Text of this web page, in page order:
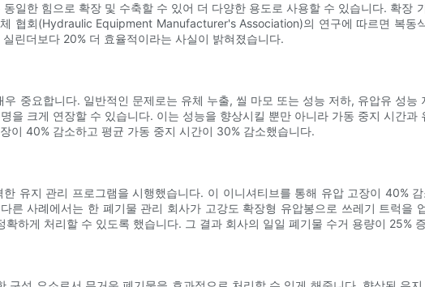
일한 힘으로 확장 및 수축할 수 있어 더 다양한 용도로 사용할 수 있습니다. 확장
협회(Hydraulic Equipment Manufacturer's Association)의 연구에 따르면 복동
린더보다 20% 더 효율적이라는 사실이 밝혀졌습니다.
중요합니다. 일반적인 문제로는 유체 누출, 씰 마모 또는 성능 저하, 유압유 성
을 크게 연장할 수 있습니다. 이는 성능을 향상시킬 뿐만 아니라 가동 중지 시간
이 40% 감소하고 평균 가동 중지 시간이 30% 감소했습니다.
유지 관리 프로그램을 시행했습니다. 이 이니셔티브를 통해 유압 고장이 40%
른 사례에서는 한 폐기물 관리 회사가 고강도 확장형 유압봉으로 쓰레기 트럭을
하게 처리할 수 있도록 했습니다. 그 결과 회사의 일일 폐기물 수거 용량이 25%